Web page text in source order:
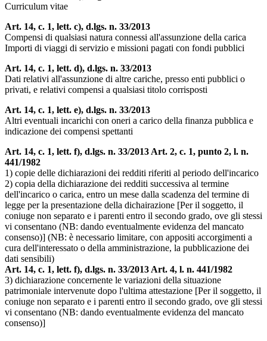
Curriculum vitae
Art. 14, c. 1, lett. c), d.lgs. n. 33/2013
Compensi di qualsiasi natura connessi all'assunzione della carica
Importi di viaggi di servizio e missioni pagati con fondi pubblici
Art. 14, c. 1, lett. d), d.lgs. n. 33/2013
Dati relativi all'assunzione di altre cariche, presso enti pubblici o
privati, e relativi compensi a qualsiasi titolo corrisposti
Art. 14, c. 1, lett. e), d.lgs. n. 33/2013
Altri eventuali incarichi con oneri a carico della finanza pubblica e
indicazione dei compensi spettanti
Art. 14, c. 1, lett. f), d.lgs. n. 33/2013 Art. 2, c. 1, punto 2, l. n.
441/1982
1) copie delle dichiarazioni dei redditi riferiti al periodo dell'incarico
2) copia della dichiarazione dei redditi successiva al termine
dell'incarico o carica, entro un mese dalla scadenza del termine di
legge per la presentazione della dichairazione [Per il soggetto, il
coniuge non separato e i parenti entro il secondo grado, ove gli stessi
vi consentano (NB: dando eventualmente evidenza del mancato
consenso)] (NB: è necessario limitare, con appositi accorgimenti a
cura dell'interessato o della amministrazione, la pubblicazione dei
dati sensibili)
Art. 14, c. 1, lett. f), d.lgs. n. 33/2013 Art. 4, l. n. 441/1982
3) dichiarazione concernente le variazioni della situazione
patrimoniale intervenute dopo l'ultima attestazione [Per il soggetto, il
coniuge non separato e i parenti entro il secondo grado, ove gli stessi
vi consentano (NB: dando eventualmente evidenza del mancato
consenso)]